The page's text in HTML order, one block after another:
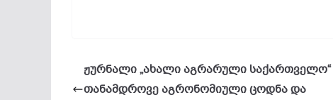
ჟურნალი „ახალი აგრარული საქართველო“ _
თანამდროვე აგრონომიული ცოდნა და